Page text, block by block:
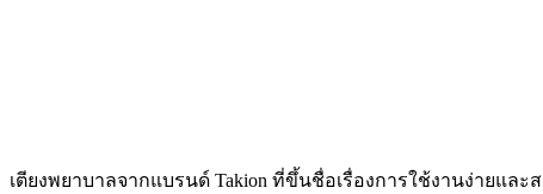
เตียงพยาบาลจากแบรนด์ Takion ที่ขึ้นชื่อเรื่องการใช้งานง่ายแ